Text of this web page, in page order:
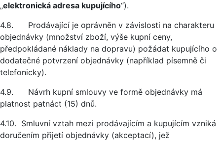
„elektronická adresa kupujícího“).
4.8. Prodávající je oprávněn v závislosti na charakteru
objednávky (množství zboží, výše kupní ceny,
předpokládané náklady na dopravu) požádat kupujícího o
dodatečné potvrzení objednávky (například písemně či
telefonicky).
4.9. Návrh kupní smlouvy ve formě objednávky má
platnost patnáct (15) dnů.
4.10. Smluvní vztah mezi prodávajícím a kupujícím vzniká
doručením přijetí objednávky (akceptací), jež